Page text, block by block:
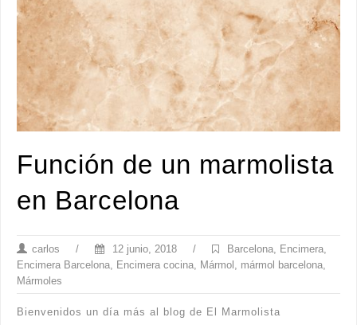
Función de un marmolista
en Barcelona
carlos / 12 junio, 2018 / Barcelona Encimera
Encimera Barcelona Encimera cocina Mármol mármol barcelona
Mármoles
Bienvenidos un día más al blog de El Marmolista